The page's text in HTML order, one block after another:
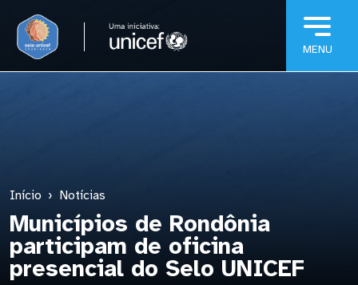
Início Notícias
Municípios de Rondônia
participam de oficina
presencial do Selo UNICEF